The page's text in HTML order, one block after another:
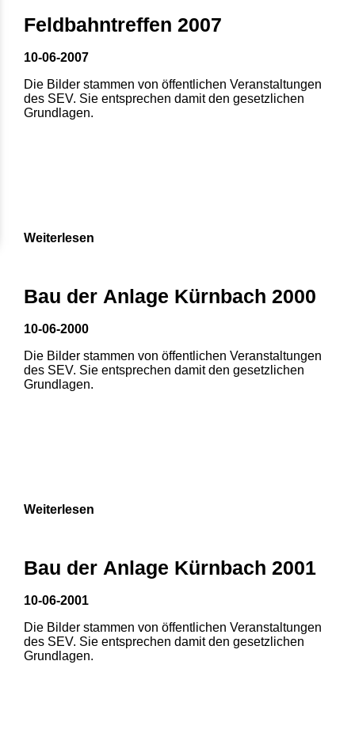
Feldbahntreffen 2007
10-06-2007
Die Bilder stammen von öffentlichen Veranstaltungen
des SEV. Sie entsprechen damit den gesetzlichen
Grundlagen.
Weiterlesen
Bau der Anlage Kürnbach 2000
10-06-2000
Die Bilder stammen von öffentlichen Veranstaltungen
des SEV. Sie entsprechen damit den gesetzlichen
Grundlagen.
Weiterlesen
Bau der Anlage Kürnbach 2001
10-06-2001
Die Bilder stammen von öffentlichen Veranstaltungen
des SEV. Sie entsprechen damit den gesetzlichen
Grundlagen.